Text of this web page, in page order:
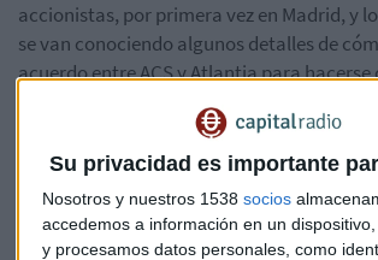
Su privacidad es importante
Nosotros y nuestros 1538 socios
accedemos a información en un dispositivo,
y procesamos datos personales, como
accionistas, por primera vez en Madrid, y
se van conociendo algunos detalles de
acuerdo entre ACS y Atlantia para hacerse
apunta a que crearán una empresa en la
al 50% y ofrecerán un precio de 18,36 euro
mismo precio ofrecido por Hochtief, la filial
oferta que fue aprobada ayer por la CNMV,
Expansión. En la junta de hoy, el principal
del día será la venta de su participación en